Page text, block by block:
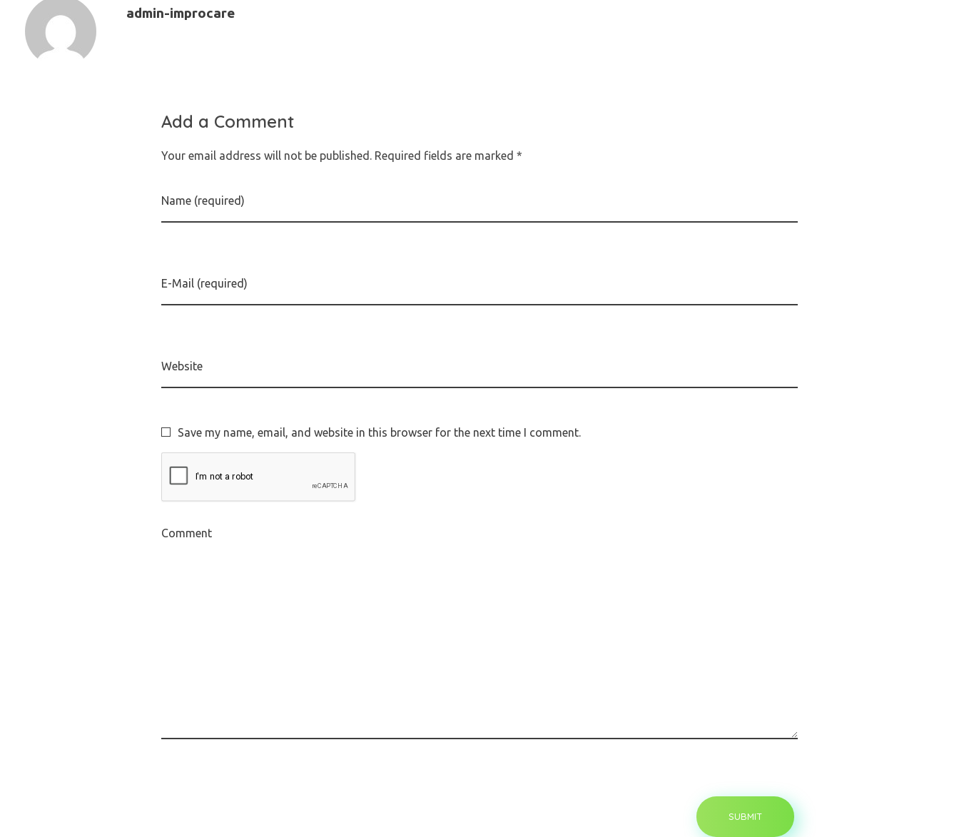
admin-improcare
Add a Comment
Your email address will not be published. Required fields are marked *
Name (required)
E-Mail (required)
Website
Save my name, email, and website in this browser for the next time I comment.
Comment